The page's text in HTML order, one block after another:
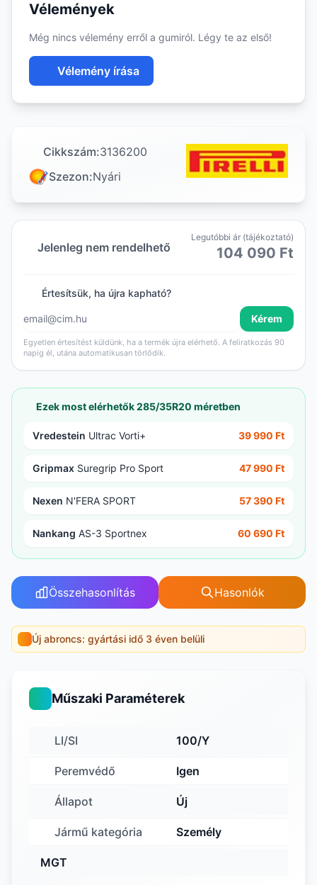
Vélemények
Még nincs vélemény erről a gumiról. Légy te az első!
Vélemény írása
Cikkszám:3136200
Szezon:Nyári
Jelenleg nem rendelhető
Legutóbbi ár (tájékoztató)
104 090 Ft
Értesítsük, ha újra kapható?
Kérem
Egyetlen értesítést küldünk, ha a termék újra elérhető. A feliratkozás 90
napig él, utána automatikusan törlődik.
Ezek most elérhetők 285/35R20 méretben
Vredestein Ultrac Vorti+ 39 990 Ft
Gripmax Suregrip Pro Sport 47 990 Ft
Nexen N'FERA SPORT 57 390 Ft
Nankang AS-3 Sportnex 60 690 Ft
Összehasonlítás Hasonlók
Új abroncs: gyártási idő 3 éven belüli
Műszaki Paraméterek
LI/SI 100/Y
Peremvédő Igen
Állapot Új
Jármű kategória Személy
MGT